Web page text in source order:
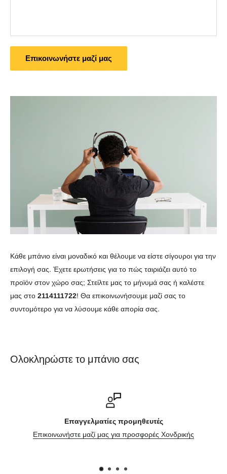
Επικοινωνήστε μαζί μας
Κάθε μπάνιο είναι μοναδικό και θέλουμε να είστε σίγουροι για την
επιλογή σας. Έχετε ερωτήσεις για το πώς ταιριάζει αυτό το
προϊόν στον χώρο σας; Στείλτε μας το μήνυμά σας ή καλέστε
μας στο 2114111722! Θα επικοινωνήσουμε μαζί σας το
συντομότερο για να λύσουμε κάθε απορία σας.
Ολοκληρώστε το μπάνιο σας
Επαγγελματίες προμηθευτές
Επικοινωνήστε μαζί μας για προσφορές Χονδρικής